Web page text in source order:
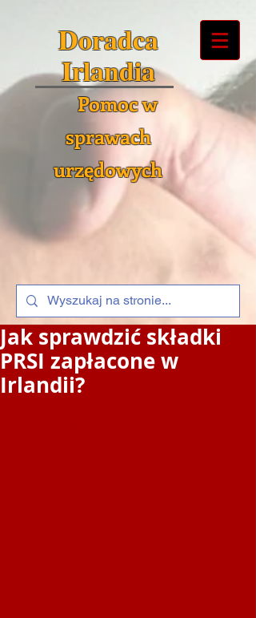
Doradca
Irlandia
Pomoc w
sprawach
urzędowych
Jak sprawdzić składki
PRSI zapłacone w
Irlandii?